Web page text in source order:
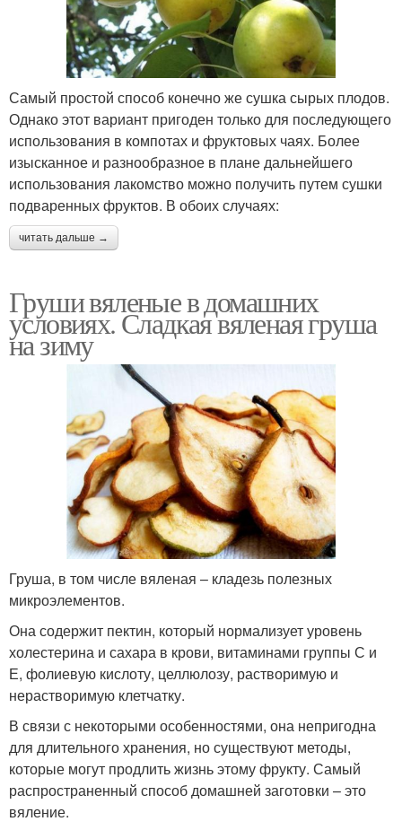
Самый простой способ конечно же сушка сырых плодов.
Однако этот вариант пригоден только для последующего
использования в компотах и фруктовых чаях. Более
изысканное и разнообразное в плане дальнейшего
использования лакомство можно получить путем сушки
подваренных фруктов. В обоих случаях:
читать дальше →
Груши вяленые в домашних
условиях. Сладкая вяленая груша
на зиму
Груша, в том числе вяленая – кладезь полезных
микроэлементов.
Она содержит пектин, который нормализует уровень
холестерина и сахара в крови, витаминами группы С и
Е, фолиевую кислоту, целлюлозу, растворимую и
нерастворимую клетчатку.
В связи с некоторыми особенностями, она непригодна
для длительного хранения, но существуют методы,
которые могут продлить жизнь этому фрукту. Самый
распространенный способ домашней заготовки – это
вяление.